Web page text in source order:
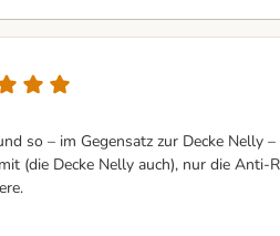
so – im Gegensatz zur Decke
(die Decke Nelly auch), nur die